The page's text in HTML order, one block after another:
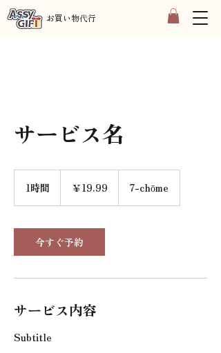
​お買い物代行
サービス名
1時間 ￥19.99 7-chōme
今すぐ予約
サービス内容
Subtitle